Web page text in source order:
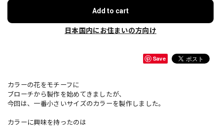
Add to cart
日本国内にお住まいの方向け
Save
カラーの花をモチーフに
ブローチから製作を始めてきましたが、
今回は、一番小さいサイズのカラーを製作しました。
カラーに興味を持ったのは